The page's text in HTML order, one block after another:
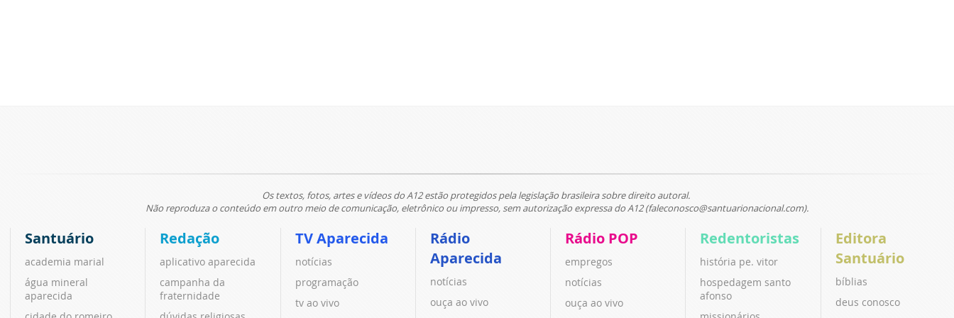
Os textos, fotos, artes e vídeos do A12 estão protegidos pela legislação brasileira sobre direito autoral.
Não reproduza o conteúdo em outro meio de comunicação, eletrônico ou impresso, sem autorização expressa do A12 (faleconosco@santuarionacional.com).
Santuário
academia marial
água mineral
aparecida
Redação
aplicativo aparecida
campanha da
fraternidade
TV Aparecida
notícias
programação
tv ao vivo
Rádio
Aparecida
notícias
ouça ao vivo
Rádio POP
empregos
notícias
ouça ao vivo
Redentoristas
história pe. vitor
hospedagem santo
afonso
Editora
Santuário
bíblias
deus conosco